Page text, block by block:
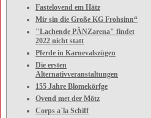
Fastelovend em Hätz
Mir sin die Große KG Frohsinn“
"Lachende PÄNZarena" findet
2022 nicht statt
Pferde in Karnevalszügen
Die ersten
Alternativveranstaltungen
155 Jahre Blomekörfge
Ovend met der Mötz
Corps a`la Schiff